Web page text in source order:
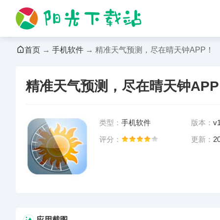
首页 → 手机软件 → 精准天气预测，尽在晴天钟APP！
精准天气预测，尽在晴天钟
类型： 手机软件 版本：
评分：
更新：